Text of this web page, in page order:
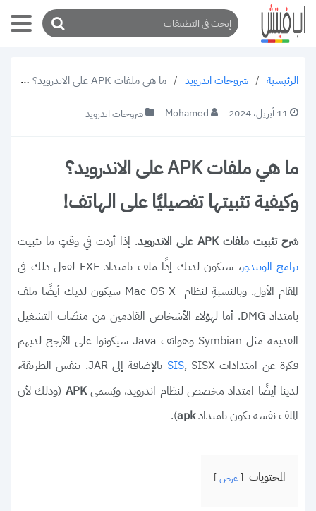
الرئيسية / شروحات اندرويد / ما هي ملفات APK على الاندرويد؟ وكيفية تثبيتها تفصيليًا على الهاتف!
11 أبريل، 2024 Mohamed شروحات اندرويد
ما هي ملفات APK على الاندرويد؟
وكيفية تثبيتها تفصيليًا على الهاتف!
شرح تثبيت ملفات APK على الاندرويد
. إذا أردت في وقتٍ ما تثبيت
برامج الويندوز
، سيكون لديك إذًا ملف بامتداد EXE لفعل ذلك في
المقام الأول. وبالنسبةِ لنظام Mac OS X سيكون لديك أيضًا ملف
بامتداد DMG. أما لهؤلاء الأشخاص القادمين من منصّات التشغيل
القديمة مثل Symbian وهواتف Java سيكونوا على الأرجح لديهم
فكرة عن امتدادات
SIS
, SISX بالإضافة إلى JAR. بنفس الطريقة،
لدينا أيضًا امتداد مخصص لنظام اندرويد، ويُسمىAPK (وذلك لأن
الملف نفسه يكون بامتدادapk
).
المحتويات عرض